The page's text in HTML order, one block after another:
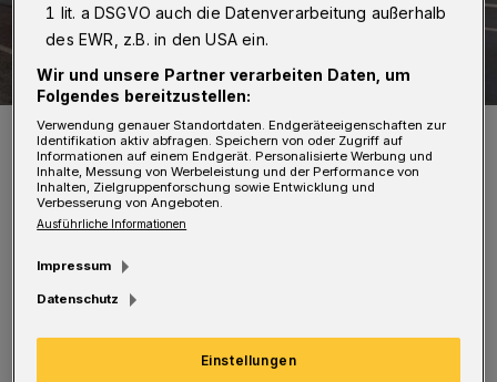
Symbolfoto.
Foto: Petersen
L aut Feuerwehr sei der Brand gegen 1 Uhr
Einsatzkräfte kurz nach der Meldung
1 lit. a DSGVO auch die Datenverarbeitung außerhalb
des EWR, z.B. in den USA ein.
Wir und unsere Partner verarbeiten Daten, um
Folgendes bereitzustellen:
Verwendung genauer Standortdaten. Endgeräteeigenschaften zur
Identifikation aktiv abfragen. Speichern von oder Zugriff auf
Informationen auf einem Endgerät. Personalisierte Werbung und
Inhalte, Messung von Werbeleistung und der Performance von
Inhalten, Zielgruppenforschung sowie Entwicklung und
Verbesserung von Angeboten.
Ausführliche Informationen
Impressum
Datenschutz
Einstellungen